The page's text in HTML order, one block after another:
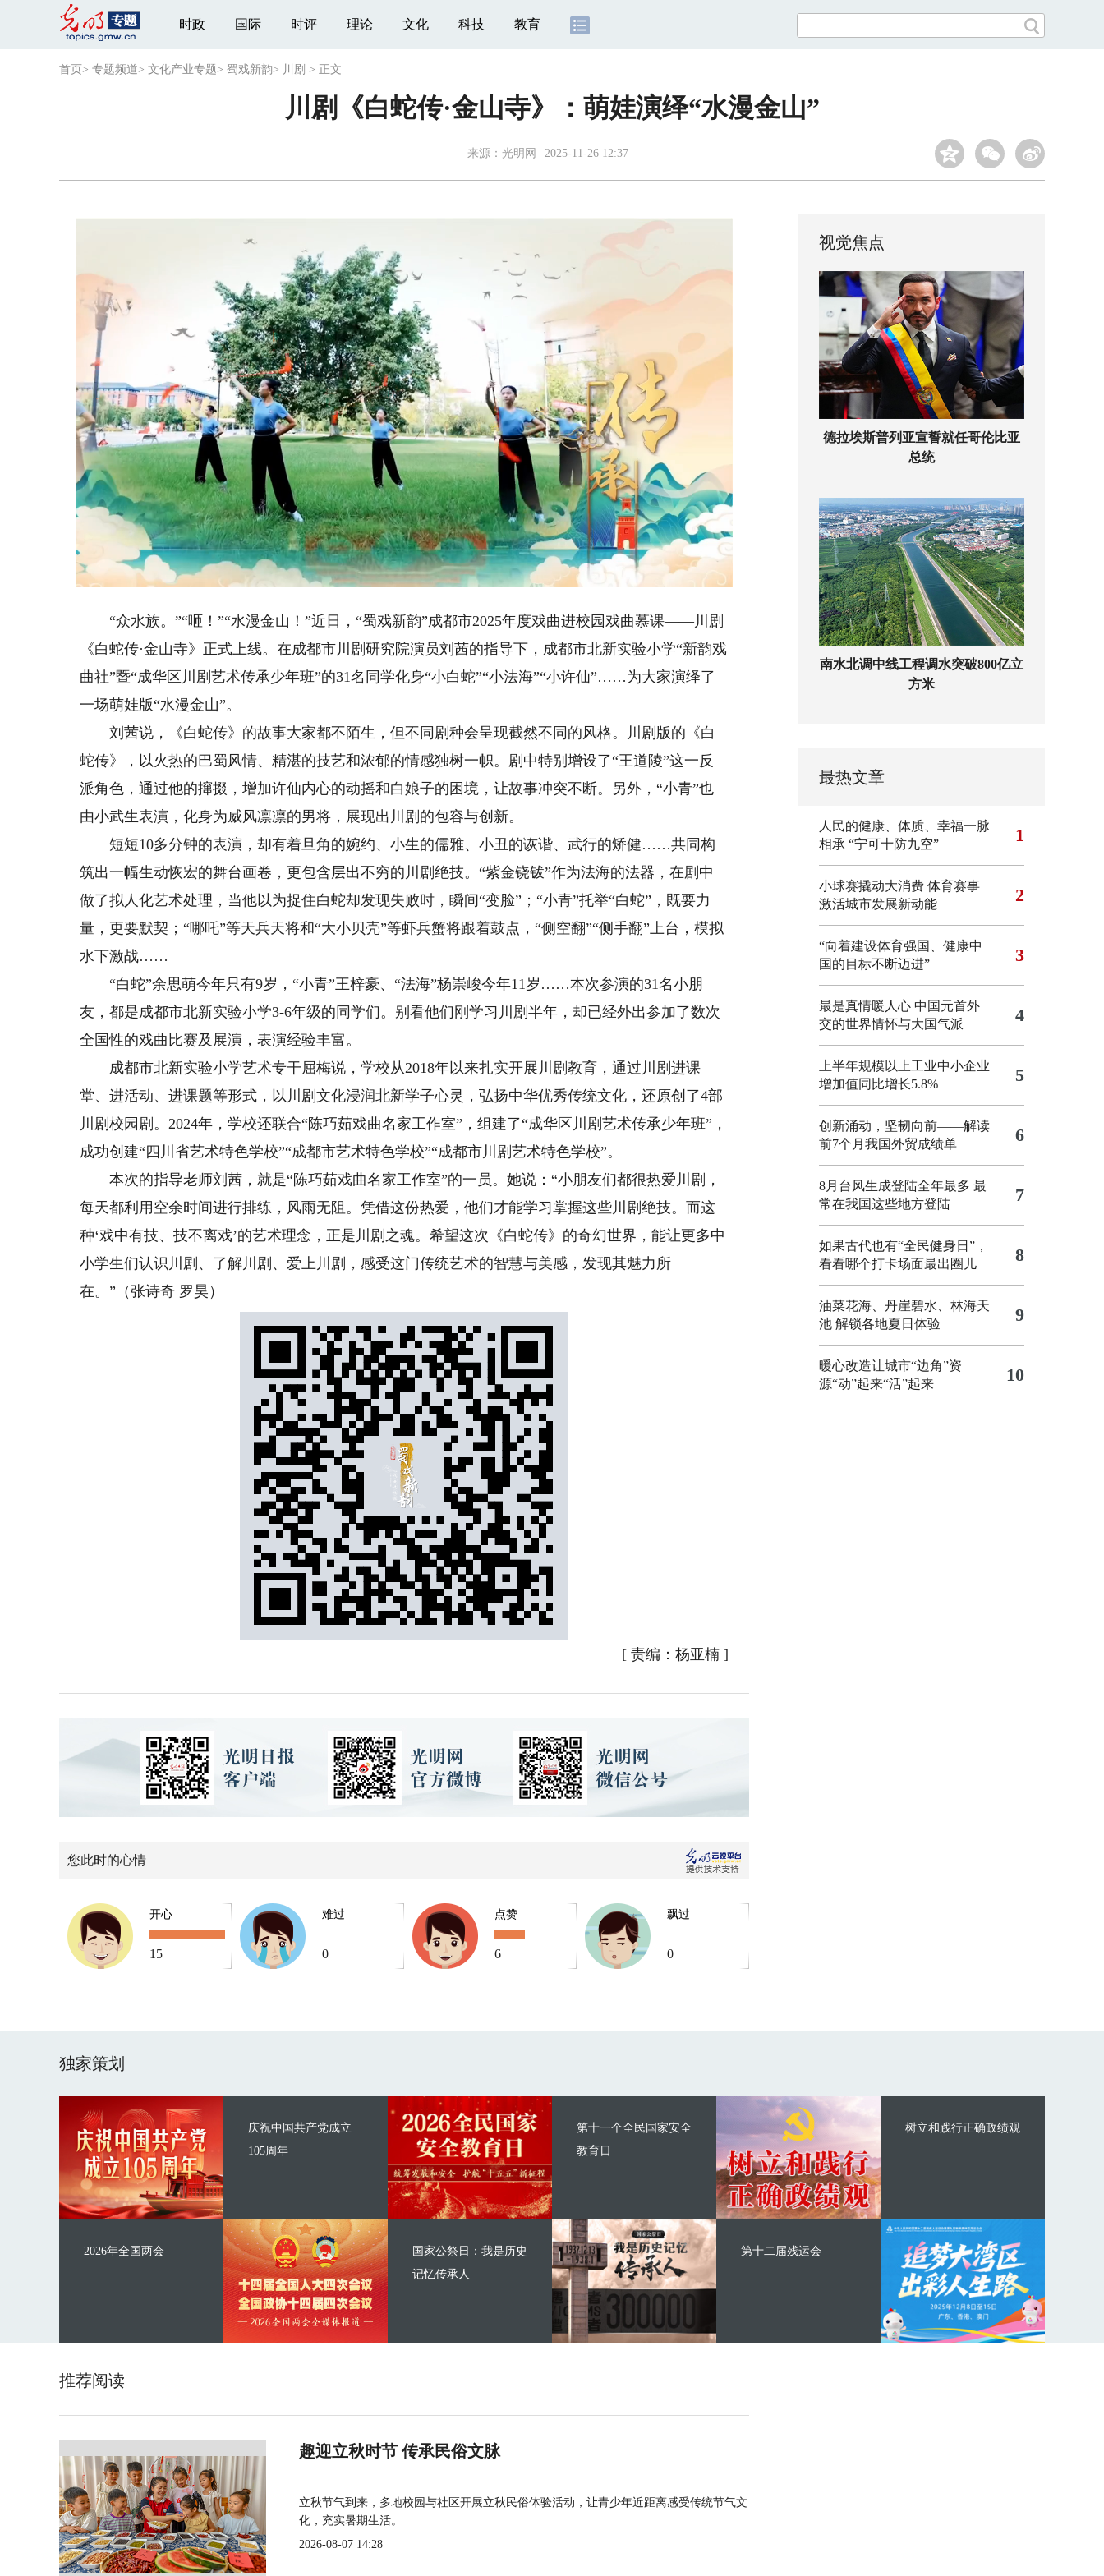
时政 国际 时评 理论 文化 科技 教育
首页 > 专题频道> 文化产业专题> 蜀戏新韵> 川剧 > 正文
川剧《白蛇传·金山寺》：萌娃演绎“水漫金山”
来源： 光明网 2025-11-26 12:37
Unmute Loaded
1.98%
Rate
“众水族。”“咂！”“水漫金山！”近日，“蜀戏新韵”成都市2025年度戏曲进校园戏曲慕课——川剧
《白蛇传·金山寺》正式上线。在成都市川剧研究院演员刘茜的指导下，成都市北新实验小学“新韵戏
曲社”暨“成华区川剧艺术传承少年班”的31名同学化身“小白蛇”“小法海”“小许仙”……为大家演绎了
一场萌娃版“水漫金山”。
刘茜说，《白蛇传》的故事大家都不陌生，但不同剧种会呈现截然不同的风格。川剧版的《白
蛇传》，以火热的巴蜀风情、精湛的技艺和浓郁的情感独树一帜。剧中特别增设了“王道陵”这一反
派角色，通过他的撺掇，增加许仙内心的动摇和白娘子的困境，让故事冲突不断。另外，“小青”也
由小武生表演，化身为威风凛凛的男将，展现出川剧的包容与创新。
短短10多分钟的表演，却有着旦角的婉约、小生的儒雅、小丑的诙谐、武行的矫健……共同构
筑出一幅生动恢宏的舞台画卷，更包含层出不穷的川剧绝技。“紫金铙钹”作为法海的法器，在剧中
做了拟人化艺术处理，当他以为捉住白蛇却发现失败时，瞬间“变脸”；“小青”托举“白蛇”，既要力
量，更要默契；“哪吒”等天兵天将和“大小贝壳”等虾兵蟹将跟着鼓点，“侧空翻”“侧手翻”上台，模拟
水下激战……
“白蛇”余思萌今年只有9岁，“小青”王梓豪、“法海”杨崇峻今年11岁……本次参演的31名小朋
友，都是成都市北新实验小学3-6年级的同学们。别看他们刚学习川剧半年，却已经外出参加了数次
全国性的戏曲比赛及展演，表演经验丰富。
成都市北新实验小学艺术专干屈梅说，学校从2018年以来扎实开展川剧教育，通过川剧进课
堂、进活动、进课题等形式，以川剧文化浸润北新学子心灵，弘扬中华优秀传统文化，还原创了4部
川剧校园剧。2024年，学校还联合“陈巧茹戏曲名家工作室”，组建了“成华区川剧艺术传承少年班”，
成功创建“四川省艺术特色学校”“成都市艺术特色学校”“成都市川剧艺术特色学校”。
本次的指导老师刘茜，就是“陈巧茹戏曲名家工作室”的一员。她说：“小朋友们都很热爱川剧，
每天都利用空余时间进行排练，风雨无阻。凭借这份热爱，他们才能学习掌握这些川剧绝技。而这
种‘戏中有技、技不离戏’的艺术理念，正是川剧之魂。希望这次《白蛇传》的奇幻世界，能让更多中
小学生们认识川剧、了解川剧、爱上川剧，感受这门传统艺术的智慧与美感，发现其魅力所
在。”（张诗奇 罗昊）
[ 责编：杨亚楠 ]
您此时的心情
开心
15
难过
0
点赞
6
飘过
0
视觉焦点
德拉埃斯普列亚宣誓就任哥伦比亚
总统
南水北调中线工程调水突破800亿立
方米
最热文章
人民的健康、体质、幸福一脉
相承 “宁可十防九空” 1
小球赛撬动大消费 体育赛事
激活城市发展新动能
2
“向着建设体育强国、健康中
国的目标不断迈进”
3
最是真情暖人心 中国元首外
交的世界情怀与大国气派
4
上半年规模以上工业中小企业
增加值同比增长5.8%
5
创新涌动，坚韧向前——解读
前7个月我国外贸成绩单
6
8月台风生成登陆全年最多 最
常在我国这些地方登陆
7
如果古代也有“全民健身日”，
看看哪个打卡场面最出圈儿
8
油菜花海、丹崖碧水、林海天
池 解锁各地夏日体验
9
暖心改造让城市“边角”资
源“动”起来“活”起来
10
独家策划
庆祝中国共产党成立
105周年
2026年全国两会
第十一个全民国家安全
教育日
国家公祭日：我是历史
记忆传承人
树立和践行正确政绩观
第十二届残运会
推荐阅读
趣迎立秋时节 传承民俗文脉
立秋节气到来，多地校园与社区开展立秋民俗体验活动，让青少年近距离感受传统节气文
化，充实暑期生活。
2026-08-07 14:28